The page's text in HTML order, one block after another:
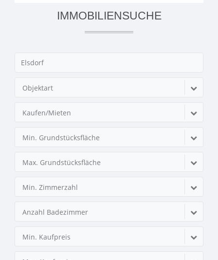
IMMOBILIENSUCHE
Objektart
Kaufen/Mieten
Min. Grundstücksfläche
Max. Grundstücksfläche
Min. Zimmerzahl
Anzahl Badezimmer
Min. Kaufpreis